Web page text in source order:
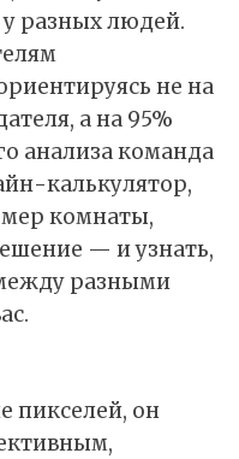
разных людей.
не на
а на 95%
анализа команда
калькулятор,
комнаты,
— и узнать,
разными
пикселей, он